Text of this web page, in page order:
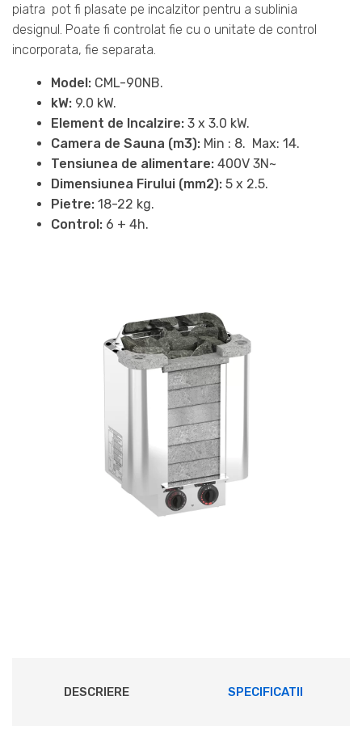
piatra pot fi plasate pe incalzitor pentru a sublinia
designul. Poate fi controlat fie cu o unitate de control
incorporata, fie separata.
Model: CML-90NB.
kW: 9.0 kW.
Element de Incalzire: 3 x 3.0 kW.
Camera de Sauna (m3): Min : 8. Max: 14.
Tensiunea de alimentare: 400V 3N~
Dimensiunea Firului (mm2): 5 x 2.5.
Pietre: 18-22 kg.
Control: 6 + 4h.
DESCRIERE SPECIFICATII